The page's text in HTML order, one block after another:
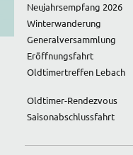
Neujahrsempfang 2026
Winterwanderung
Generalversammlung
Eröffnungsfahrt
Oldtimertreffen Lebach
Oldtimer-Rendezvous
Saisonabschlussfahrt